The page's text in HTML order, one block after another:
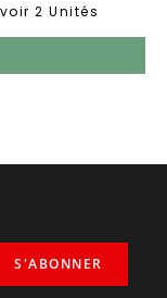
2 Unités
S'ABONNER